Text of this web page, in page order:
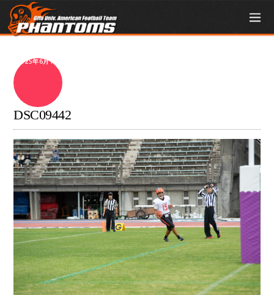
2025年6月1日
DSC09442